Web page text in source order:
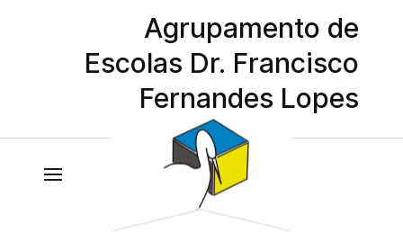
Agrupamento de
Escolas Dr. Francisco
Fernandes Lopes